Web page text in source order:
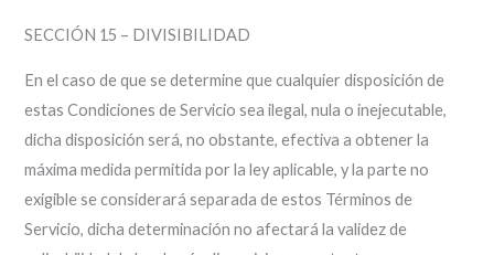
SECCIÓN 15 – DIVISIBILIDAD
En el caso de que se determine que cualquier disposición de
estas Condiciones de Servicio sea ilegal, nula o inejecutable,
dicha disposición será, no obstante, efectiva a obtener la
máxima medida permitida por la ley aplicable, y la parte no
exigible se considerará separada de estos Términos de
Servicio, dicha determinación no afectará la validez de